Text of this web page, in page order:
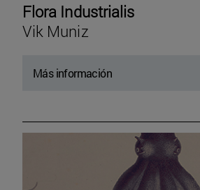
Flora Industrialis
Vik Muniz
Más información